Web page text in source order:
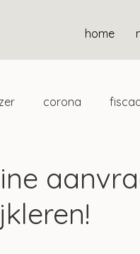
home
corona